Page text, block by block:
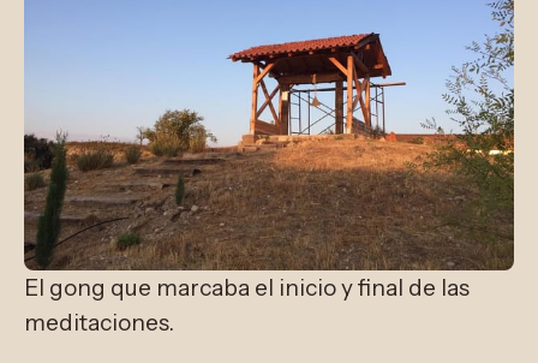
El gong que marcaba el inicio y final de las
meditaciones.